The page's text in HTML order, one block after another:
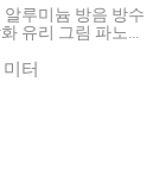
루미늄 방음 방수
유리 그림 파노라
터
Ltd.